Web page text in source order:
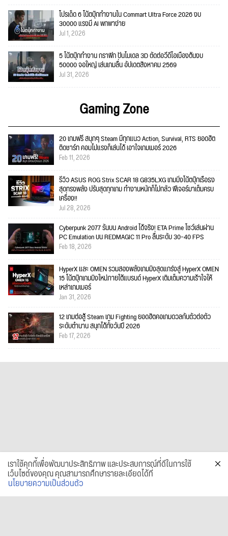
โปรเด็ด 6 โน้ตบุ๊กทำงานใน Commart Ultra Force 2026 งบ
30000 แรงมี AI พกพาง่าย
Jul 1, 2026
5 โน้ตบุ๊กทำงาน กราฟิก ปั้นโมเดล 3D ตัดต่อวีดีโอเบื้องต้นงบ
50000 จอใหญ่ เล่นเกมลื่น อัปเดตสิงหาคม 2569
Jul 31, 2026
Gaming Zone
20 เกมฟรี สนุกๆ Steam มีทุกแนว Action, Survival, RTS ยอดฮิต
ติดชาร์ท คอมไม่แรงก็เล่นได้ เอาใจเกมเมอร์ 2026
Feb 11, 2026
รีวิว ASUS ROG Strix SCAR 18 G835LXG เกมมิ่งโน้ตบุ๊กเรือธง
สุดทรงพลัง ปรับสุดทุกเกม ทำงานหนักก็ไม่กลัว ฟีเจอร์มาเต็มครบ
เครื่อง!!
Jul 28, 2026
Cyberpunk 2077 รันบน Android ได้จริง! ETA Prime โชว์เล่นผ่าน
PC Emulation บน REDMAGIC 11 Pro ลื่นระดับ 30–40 FPS
Feb 18, 2026
HyperX และ OMEN รวมสองพลังเกมมิงสุดแกร่งสู่ HyperX OMEN
15 โน้ตบุ๊กเกมมิงใหม่ภายใต้แบรนด์ HyperX เติมเต็มความเร้าใจให้
เหล่าเกมเมอร์
Jan 31, 2026
12 เกมต่อสู้ Steam เกม Fighting ยอดฮิตคอเกมดวลกันตัวต่อตัว
ระดับตำนาน สนุกได้ทั้งวันปี 2026
Feb 17, 2026
เราใช้คุกกี้เพื่อพัฒนาประสิทธิภาพ และประสบการณ์ที่ดีในการใช้
เว็บไซต์ของคุณ คุณสามารถศึกษารายละเอียดได้ที่
นโยบายความเป็นส่วนตัว